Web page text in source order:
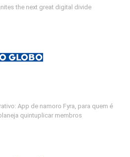
the next great digital divide
App de namoro Fyra, para quem é
quintuplicar membros